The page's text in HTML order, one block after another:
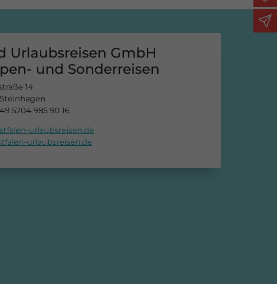
Urlaubsreisen GmbH
und Sonderreisen
14
5204 985 90 16
urlaubsreisen.de
urlaubsreisen.de